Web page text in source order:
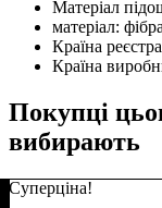
Матеріал
матеріал:
Країна
Країна
Покупці
вибирають
Суперціна!